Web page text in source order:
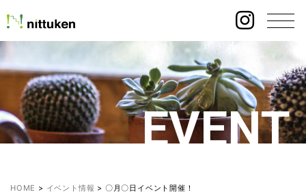
EVENT
HOME > イベント情報 > 〇月〇日イベント開催！